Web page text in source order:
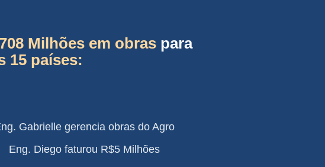
Milhões em obraspara
15 países:
Gabrielle gerencia obras do Agro
Eng. Diego faturou R$5 Milhões